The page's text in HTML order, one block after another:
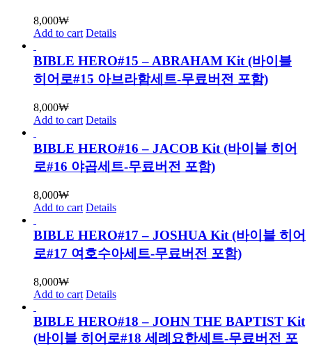
8,000₩
Add to cart Details
BIBLE HERO#15 – ABRAHAM Kit (바이블
히어로#15 아브라함세트-무료버전 포함)
8,000₩
Add to cart Details
BIBLE HERO#16 – JACOB Kit (바이블 히어
로#16 야곱세트-무료버전 포함)
8,000₩
Add to cart Details
BIBLE HERO#17 – JOSHUA Kit (바이블 히어
로#17 여호수아세트-무료버전 포함)
8,000₩
Add to cart Details
BIBLE HERO#18 – JOHN THE BAPTIST Kit
(바이블 히어로#18 세례요한세트-무료버전 포